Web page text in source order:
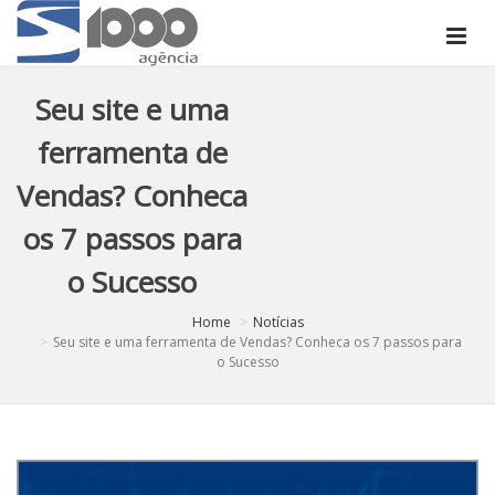
Seu site e uma
ferramenta de
Vendas? Conheca
os 7 passos para
o Sucesso
Home
Notícias
Seu site e uma ferramenta de Vendas? Conheca os 7 passos para
o Sucesso